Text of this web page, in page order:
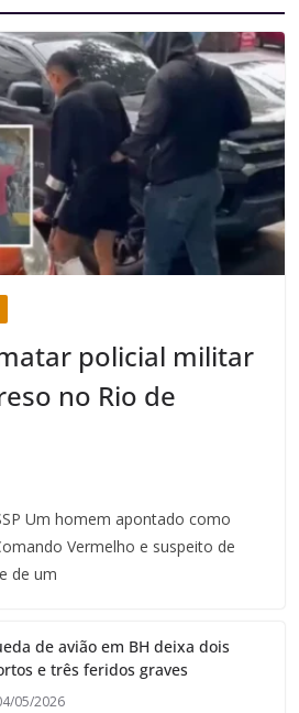
policial militar
no Rio de
Um homem apontado como
Vermelho e suspeito de
de um
de avião em BH deixa dois
e três feridos graves
05/2026